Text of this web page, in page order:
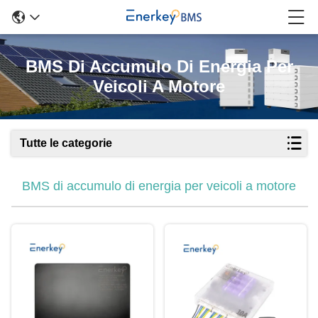
BMS Di Accumulo Di Energia Per
Veicoli A Motore
Tutte le categorie
BMS di accumulo di energia per veicoli a motore